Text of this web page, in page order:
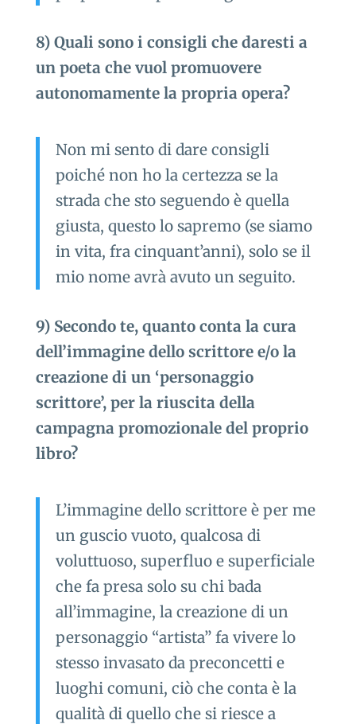
8) Quali sono i consigli che daresti a
un poeta che vuol promuovere
autonomamente la propria opera?
Non mi sento di dare consigli
poiché non ho la certezza se la
strada che sto seguendo è quella
giusta, questo lo sapremo (se siamo
in vita, fra cinquant’anni), solo se il
mio nome avrà avuto un seguito.
9) Secondo te, quanto conta la cura
dell’immagine dello scrittore e/o la
creazione di un ‘personaggio
scrittore’, per la riuscita della
campagna promozionale del proprio
libro?
L’immagine dello scrittore è per me
un guscio vuoto, qualcosa di
voluttuoso, superfluo e superficiale
che fa presa solo su chi bada
all’immagine, la creazione di un
personaggio “artista” fa vivere lo
stesso invasato da preconcetti e
luoghi comuni, ciò che conta è la
qualità di quello che si riesce a